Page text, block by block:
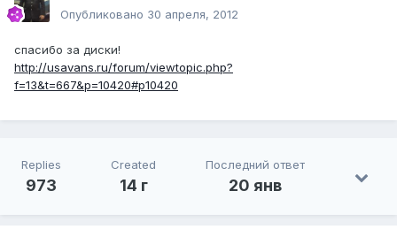
Опубликовано 30 апреля, 2012
спасибо за диски!
http://usavans.ru/forum/viewtopic.php?
f=13&t=667&p=10420#p10420
Replies
973
Created
14 г
Последний ответ
20 янв